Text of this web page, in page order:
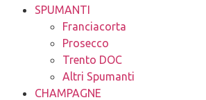
SPUMANTI
Franciacorta
Prosecco
Trento DOC
Altri Spumanti
CHAMPAGNE